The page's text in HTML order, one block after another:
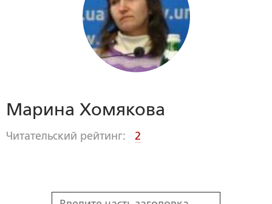
Марина Хомякова
Читательский рейтинг: 2